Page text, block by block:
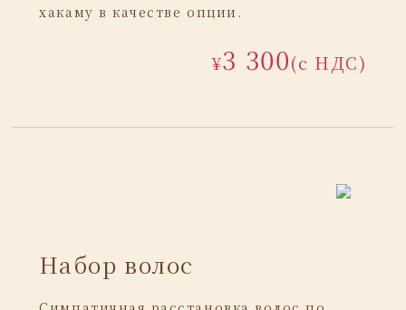
хакаму в качестве опции.
¥3 300(с НДС)
Набор волос